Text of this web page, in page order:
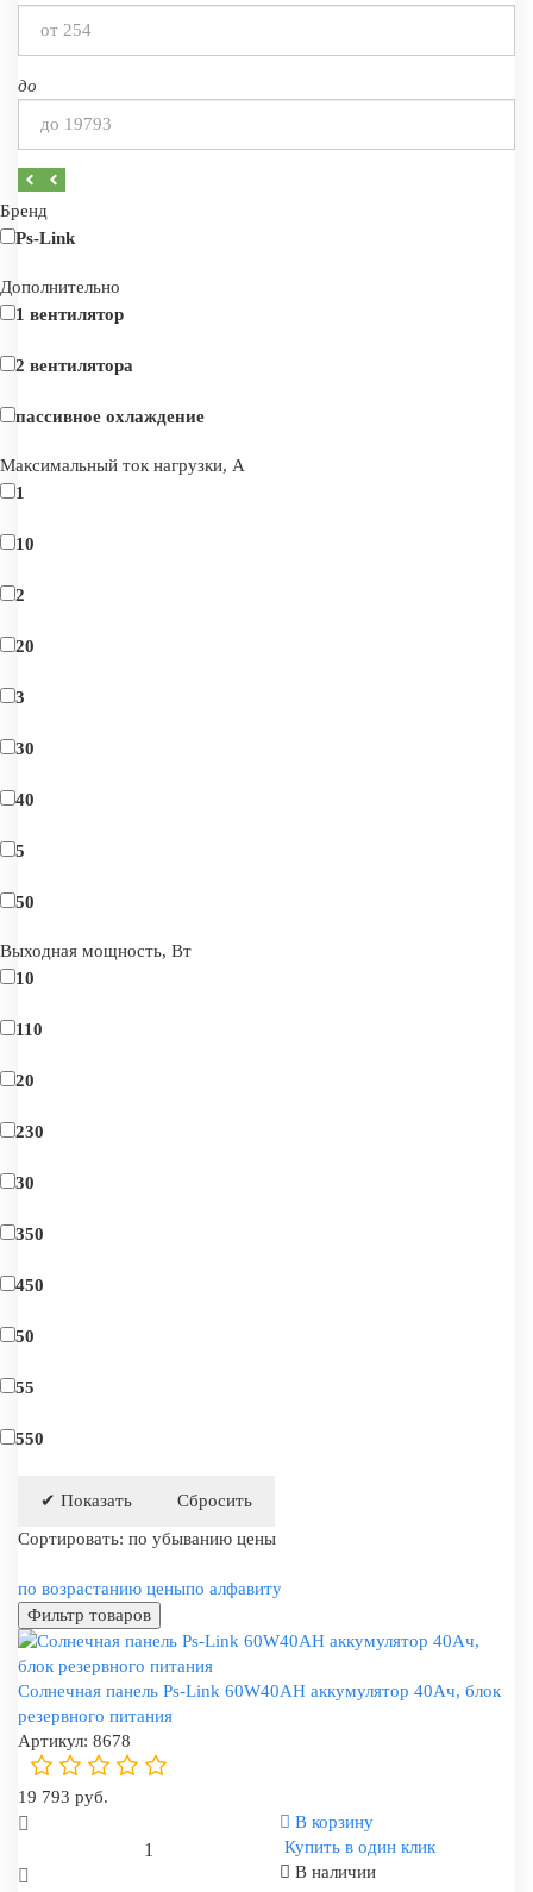
до
Бренд
Ps-Link
Дополнительно
1 вентилятор
2 вентилятора
пассивное охлаждение
Максимальный ток нагрузки, А
1
10
2
20
3
30
40
5
50
Выходная мощность, Вт
10
110
20
230
30
350
450
50
55
550
Сортировать: по убыванию цены
по возрастанию ценыпо алфавиту
Фильтр товаров
Солнечная панель Ps-Link 60W40AH аккумулятор 40Ач, блок
резервного питания
Артикул: 8678
19 793 руб.
В корзину
Купить в один клик
В наличии